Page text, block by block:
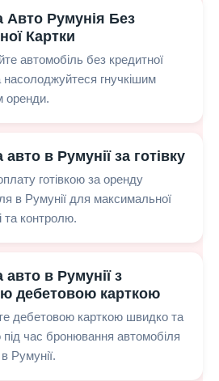
Авто Румунія Без
Картки
автомобіль без кредитної
насолоджуйтеся гнучкішим
оренди.
в Румунії за готівку
готівкою за оренду
в Румунії для максимальної
та контролю.
в Румунії з
дебетовою карткою
дебетовою карткою швидко та
під час бронювання автомобіля
Румунії.